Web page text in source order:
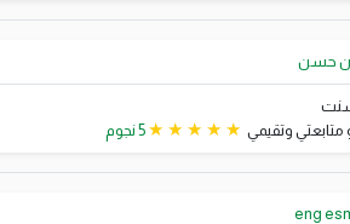
حسن
متابعتي وتقيمي
5 نجوم
eng